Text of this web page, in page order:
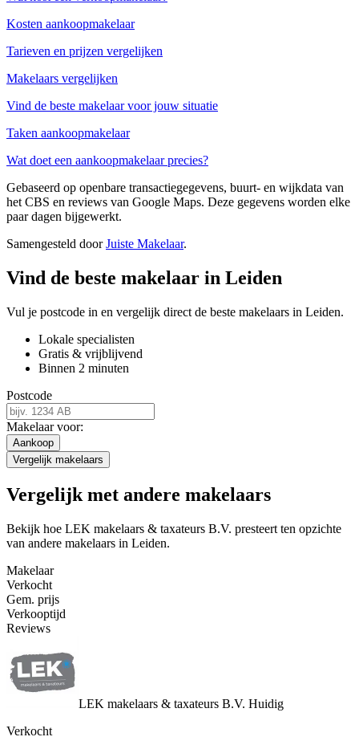
Kosten aankoopmakelaar
Tarieven en prijzen vergelijken
Makelaars vergelijken
Vind de beste makelaar voor jouw situatie
Taken aankoopmakelaar
Wat doet een aankoopmakelaar precies?
Gebaseerd op openbare transactiegegevens, buurt- en wijkdata van
het CBS en reviews van Google Maps. Deze gegevens worden elke
paar dagen bijgewerkt.
Samengesteld doorJuiste Makelaar.
Vind de beste makelaar in Leiden
Vul je postcode in en vergelijk direct de beste makelaars in Leiden.
Lokale specialisten
Gratis & vrijblijvend
Binnen 2 minuten
Postcode
Makelaar voor:
Aankoop
Vergelijk makelaars
Vergelijk met andere makelaars
Bekijk hoe LEK makelaars & taxateurs B.V. presteert ten opzichte
van andere makelaars in Leiden.
Makelaar
Verkocht
Gem. prijs
Verkooptijd
Reviews
LEK makelaars & taxateurs B.V. Huidig
Verkocht